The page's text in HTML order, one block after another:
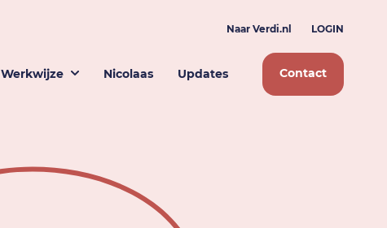
Naar Verdi.nl LOGIN
Werkwijze Nicolaas Updates Contact